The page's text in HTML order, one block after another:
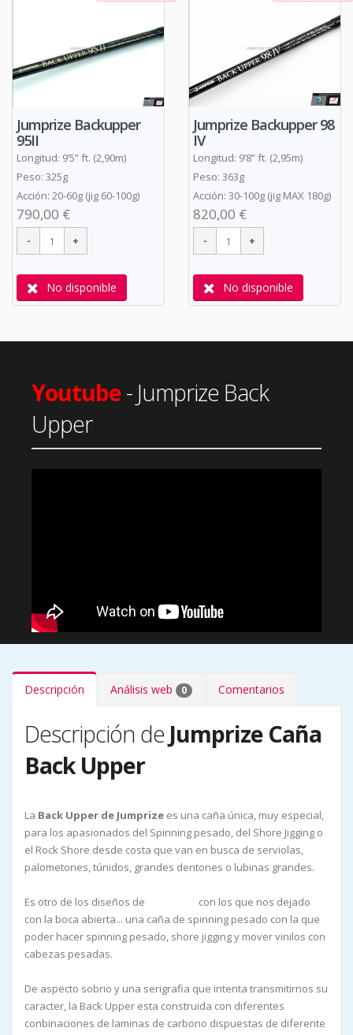
Jumprize Backupper
95II
Longitud: 9’5” ft. (2,90m)
Peso: 325g
Acción: 20-60g (jig 60-100g)
790,00 €
No disponible
Jumprize Backupper 98
IV
Longitud: 9’8” ft. (2,95m)
Peso: 363g
Acción: 30-100g (jig MAX 180g)
820,00 €
No disponible
Youtube- Jumprize Back
Upper
Descripción Análisis web 0 Comentarios
Descripción de Jumprize Caña
Back Upper
La Back Upper de Jumprize es una caña única, muy especial,
para los apasionados del Spinning pesado, del Shore Jigging o
el Rock Shore desde costa que van en busca de serviolas,
palometones, túnidos, grandes dentones o lubinas grandes.
Es otro de los diseños de
con los que nos dejado
con la boca abierta... una caña de spinning pesado con la que
poder hacer spinning pesado, shore jigging y mover vinilos con
cabezas pesadas.
De aspecto sobrio y una serigrafia que intenta transmitirnos su
caracter, la Back Upper esta construida con diferentes
conbinaciones de laminas de carbono dispuestas de diferente